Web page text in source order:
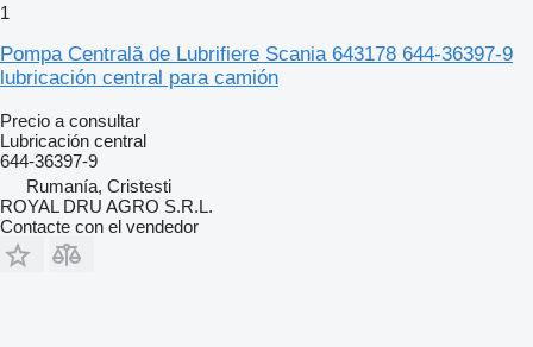
1
Pompa Centrală de Lubrifiere Scania 643178 644-36397-9
lubricación central para camión
Precio a consultar
Lubricación central
644-36397-9
Rumanía, Cristesti
ROYAL DRU AGRO S.R.L.
Contacte con el vendedor